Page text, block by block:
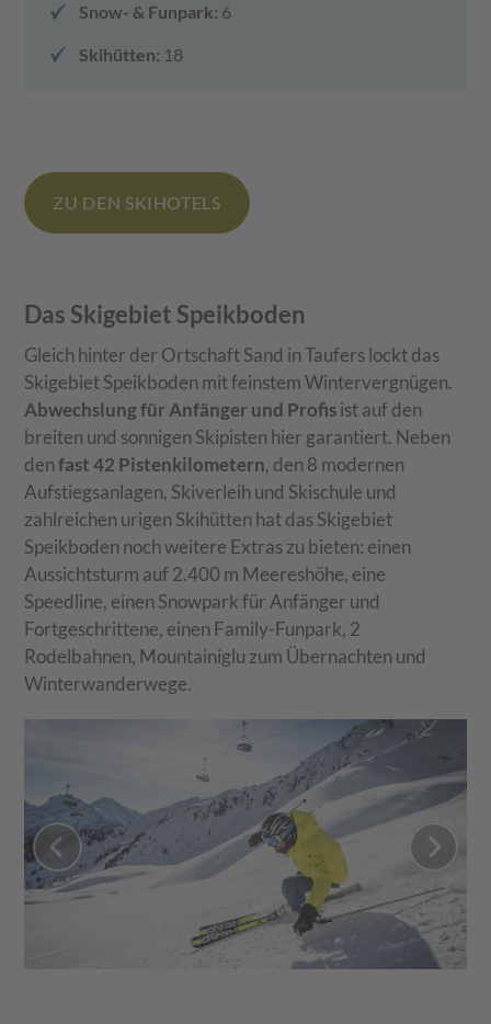
Snow- & Funpark: 6
Skihütten: 18
ZU DEN SKIHOTELS
Das Skigebiet Speikboden
Gleich hinter der Ortschaft Sand in Taufers lockt das
Skigebiet Speikboden mit feinstem Wintervergnügen.
Abwechslung für Anfänger und Profisist auf den
breiten und sonnigen Skipisten hier garantiert. Neben
denfast 42 Pistenkilometern, den 8 modernen
Aufstiegsanlagen, Skiverleih und Skischule und
zahlreichen urigen Skihütten hat das Skigebiet
Speikboden noch weitere Extras zu bieten: einen
Aussichtsturm auf 2.400 m Meereshöhe, eine
Speedline, einen Snowpark für Anfänger und
Fortgeschrittene, einen Family-Funpark, 2
Rodelbahnen, Mountainiglu zum Übernachten und
Winterwanderwege.